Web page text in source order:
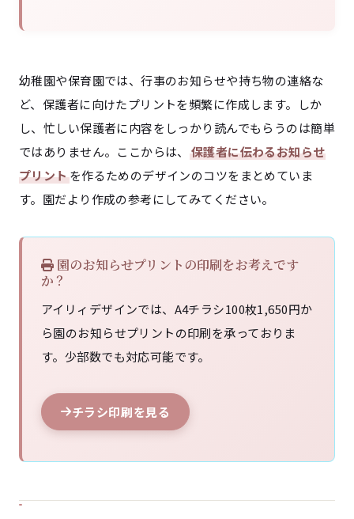
幼稚園や保育園では、行事のお知らせや持ち物の連絡な
ど、保護者に向けたプリントを頻繁に作成します。しか
し、忙しい保護者に内容をしっかり読んでもらうのは簡単
ではありません。ここからは、 保護者に伝わるお知らせ
プリントを作るためのデザインのコツをまとめていま
す。園だより作成の参考にしてみてください。
園のお知らせプリントの印刷をお考えです
か？
アイリィデザインでは、A4チラシ100枚1,650円か
ら園のお知らせプリントの印刷を承っておりま
す。少部数でも対応可能です。
チラシ印刷を見る